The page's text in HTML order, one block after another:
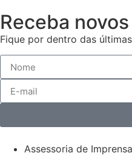
Receba
Fique por dentro das
Assessoria de Imprensa